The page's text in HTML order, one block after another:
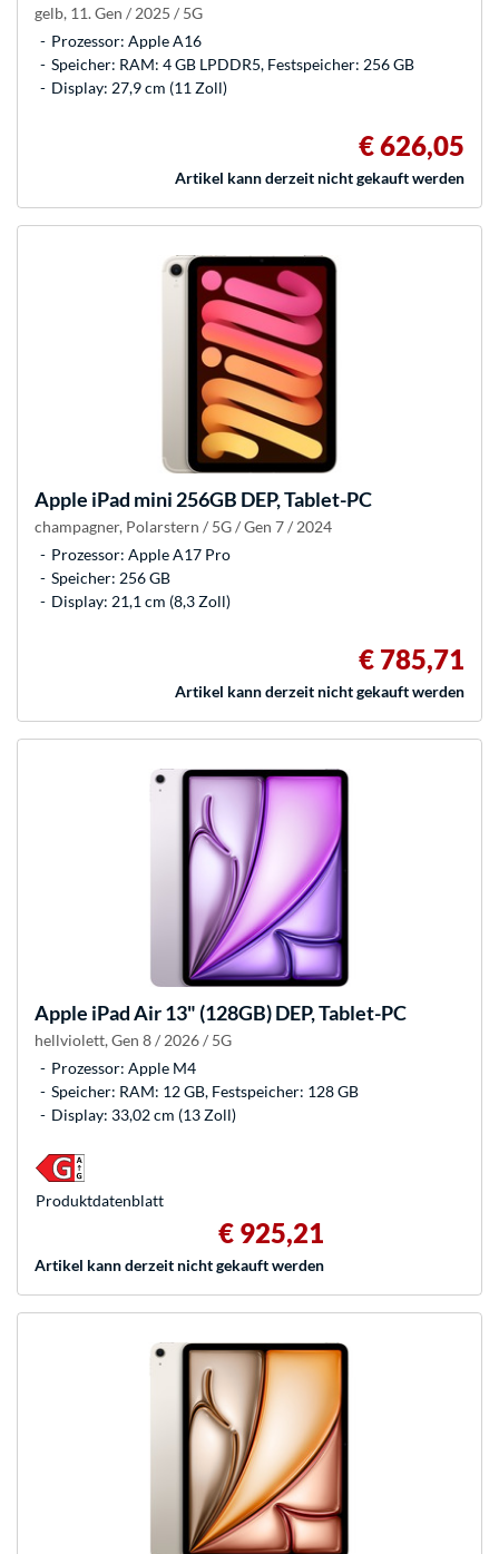
gelb, 11. Gen / 2025 / 5G
Prozessor: Apple A16
Speicher: RAM: 4 GB LPDDR5, Festspeicher: 256 GB
Display: 27,9 cm (11 Zoll)
€ 626,05
Artikel kann derzeit nicht gekauft werden
Apple iPad mini 256GB DEP, Tablet-PC
champagner, Polarstern / 5G / Gen 7 / 2024
Prozessor: Apple A17 Pro
Speicher: 256 GB
Display: 21,1 cm (8,3 Zoll)
€ 785,71
Artikel kann derzeit nicht gekauft werden
Apple iPad Air 13" (128GB) DEP, Tablet-PC
hellviolett, Gen 8 / 2026 / 5G
Prozessor: Apple M4
Speicher: RAM: 12 GB, Festspeicher: 128 GB
Display: 33,02 cm (13 Zoll)
€ 925,21
Artikel kann derzeit nicht gekauft werden
Produkt­datenblatt